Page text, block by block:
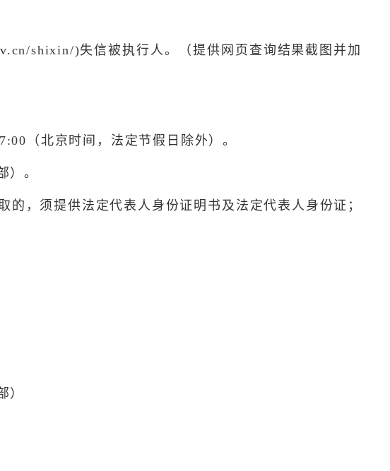
shixin/)失信被执行人。（提供网页查询结果截图并加
（北京时间，法定节假日除外）。
）。
，须提供法定代表人身份证明书及法定代表人身份证；
）